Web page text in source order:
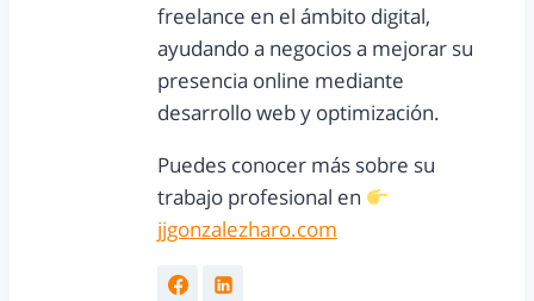
freelance en el ámbito digital,
ayudando a negocios a mejorar su
presencia online mediante
desarrollo web y optimización.
Puedes conocer más sobre su
trabajo profesional en
jjgonzalezharo.com